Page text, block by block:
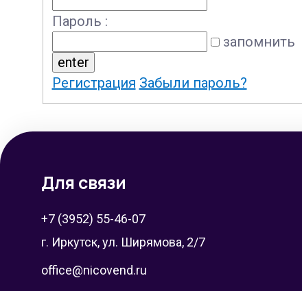
Пароль :
запомнить
Регистрация Забыли пароль?
Для связи
+7 (3952) 55-46-07
г. Иркутск, ул. Ширямова, 2/7
office@nicovend.ru